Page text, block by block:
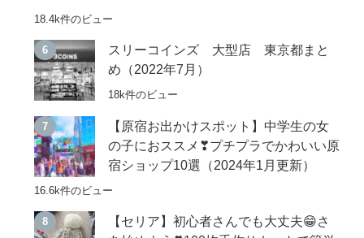
18.4k件のビュー
スリーコインズ 大型店 東京都まと
め（2022年7月）
18k件のビュー
【原宿お出かけスポット】中学生の女
の子におススメ❣プチプラでかわいい原
宿ショップ10選（2024年1月更新）
16.6k件のビュー
【セリア】初心者さんでも大丈夫😁さ